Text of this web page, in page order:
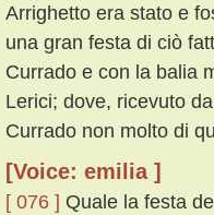
Arrighetto era stato e
una gran festa di ciò
Currado e con la balia
Lerici; dove, ricevuto
Currado non molto di
[Voice: emilia ]
[ 076 ] Quale la festa